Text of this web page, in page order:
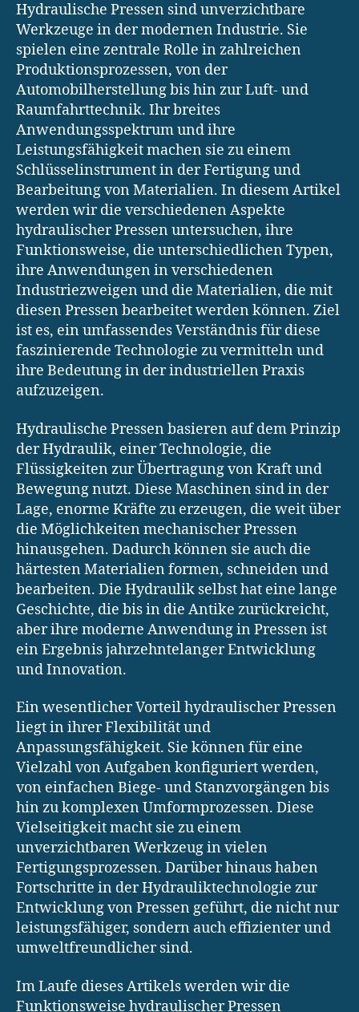
Hydraulische Pressen sind unverzichtbare
Werkzeuge in der modernen Industrie. Sie
spielen eine zentrale Rolle in zahlreichen
Produktionsprozessen, von der
Automobilherstellung bis hin zur Luft- und
Raumfahrttechnik. Ihr breites
Anwendungsspektrum und ihre
Leistungsfähigkeit machen sie zu einem
Schlüsselinstrument in der Fertigung und
Bearbeitung von Materialien. In diesem Artikel
werden wir die verschiedenen Aspekte
hydraulischer Pressen untersuchen, ihre
Funktionsweise, die unterschiedlichen Typen,
ihre Anwendungen in verschiedenen
Industriezweigen und die Materialien, die mit
diesen Pressen bearbeitet werden können. Ziel
ist es, ein umfassendes Verständnis für diese
faszinierende Technologie zu vermitteln und
ihre Bedeutung in der industriellen Praxis
aufzuzeigen.
Hydraulische Pressen basieren auf dem Prinzip
der Hydraulik, einer Technologie, die
Flüssigkeiten zur Übertragung von Kraft und
Bewegung nutzt. Diese Maschinen sind in der
Lage, enorme Kräfte zu erzeugen, die weit über
die Möglichkeiten mechanischer Pressen
hinausgehen. Dadurch können sie auch die
härtesten Materialien formen, schneiden und
bearbeiten. Die Hydraulik selbst hat eine lange
Geschichte, die bis in die Antike zurückreicht,
aber ihre moderne Anwendung in Pressen ist
ein Ergebnis jahrzehntelanger Entwicklung
und Innovation.
Ein wesentlicher Vorteil hydraulischer Pressen
liegt in ihrer Flexibilität und
Anpassungsfähigkeit. Sie können für eine
Vielzahl von Aufgaben konfiguriert werden,
von einfachen Biege- und Stanzvorgängen bis
hin zu komplexen Umformprozessen. Diese
Vielseitigkeit macht sie zu einem
unverzichtbaren Werkzeug in vielen
Fertigungsprozessen. Darüber hinaus haben
Fortschritte in der Hydrauliktechnologie zur
Entwicklung von Pressen geführt, die nicht nur
leistungsfähiger, sondern auch effizienter und
umweltfreundlicher sind.
Im Laufe dieses Artikels werden wir die
Funktionsweise hydraulischer Pressen